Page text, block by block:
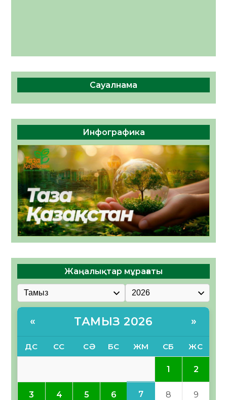
Сауалнама
Инфографика
Жаңалықтар мұрағаты
« ТАМЫЗ 2026 »
ДС СС СӘ БС ЖМ СБ ЖС
1 2
3 4 5 6 7 8 9